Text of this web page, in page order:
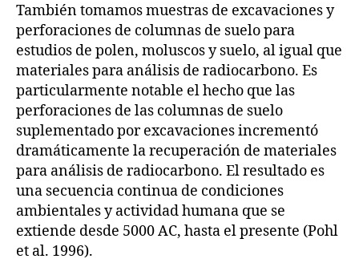
También tomamos muestras de excavaciones y
perforaciones de columnas de suelo para
estudios de polen, moluscos y suelo, al igual que
materiales para análisis de radiocarbono. Es
particularmente notable el hecho que las
perforaciones de las columnas de suelo
suplementado por excavaciones incrementó
dramáticamente la recuperación de materiales
para análisis de radiocarbono. El resultado es
una secuencia continua de condiciones
ambientales y actividad humana que se
extiende desde 5000 AC, hasta el presente (Pohl
et al. 1996).